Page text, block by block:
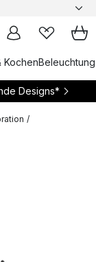
KochenBeleuchtung
Designs*
/